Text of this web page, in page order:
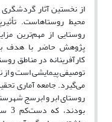
از نخستین آثار گردشگری
محیط روستاهاست.
روستایی از مهم‌ترین
پژوهش حاضر با هدف
کارآفرینانه در مناطق
توصیفی پیمایشی است و
روستای ابر و ابرسج